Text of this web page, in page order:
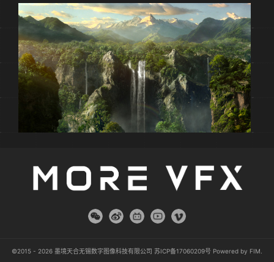
©2015 - 2026 墨境天合无锡数字图像科技有限公司 苏ICP备17060209号 Powered by FIM